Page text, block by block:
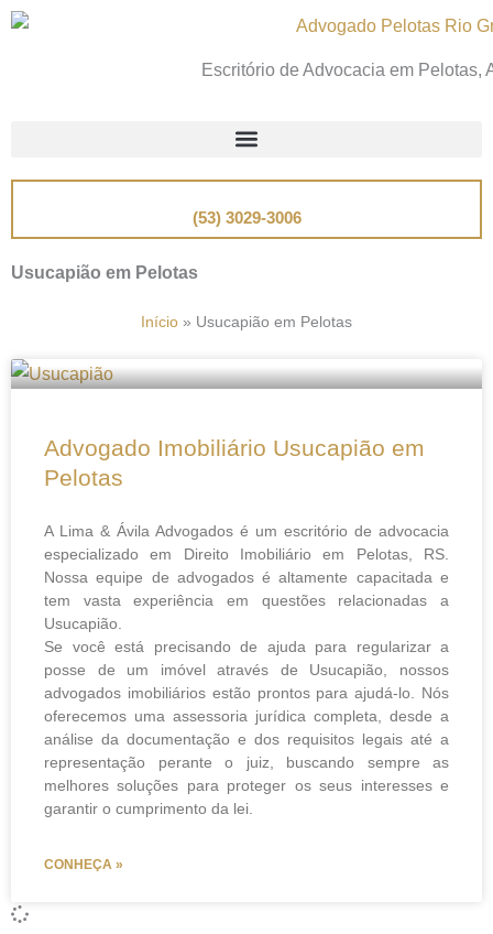
Escritório de Advocacia em Pelotas,
(53) 3029-3006
Usucapião em Pelotas
Início » Usucapião em Pelotas
Advogado Imobiliário Usucapião em
Pelotas
A Lima & Ávila Advogados é um escritório de advocacia
especializado em Direito Imobiliário em Pelotas, RS.
Nossa equipe de advogados é altamente capacitada e
tem vasta experiência em questões relacionadas a
Usucapião.
Se você está precisando de ajuda para regularizar a
posse de um imóvel através de Usucapião, nossos
advogados imobiliários estão prontos para ajudá-lo. Nós
oferecemos uma assessoria jurídica completa, desde a
análise da documentação e dos requisitos legais até a
representação perante o juiz, buscando sempre as
melhores soluções para proteger os seus interesses e
garantir o cumprimento da lei.
CONHEÇA »